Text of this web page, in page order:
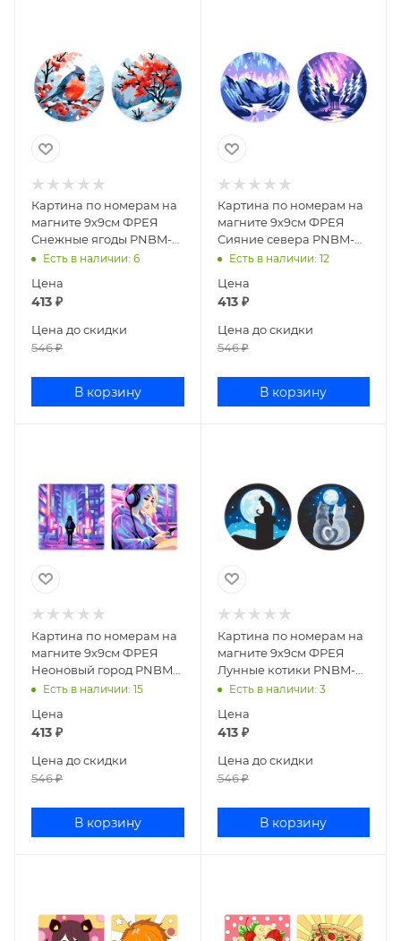
Картина по номерам на
магните 9х9см ФРЕЯ
Снежные ягоды PNBM-
020Есть в наличии: 6
Цена
413 ₽
Цена до скидки
546₽
В корзину
Картина по номерам на
магните 9х9см ФРЕЯ
Сияние севера PNBM-
018Есть в наличии: 12
Цена
413₽
Цена до скидки
546₽
В корзину
Картина по номерам на
магните 9х9см ФРЕЯ
Неоновый город PNBM-
011Есть в наличии: 15
Цена
413 ₽
Цена до скидки
546₽
В корзину
Картина по номерам на
магните 9х9см ФРЕЯ
Лунные котики PNBM-
005Есть в наличии: 3
Цена
413₽
Цена до скидки
546₽
В корзину